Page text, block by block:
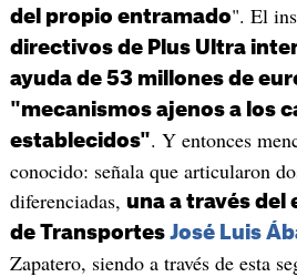
del propio entramado". El
directivos de Plus Ultra
ayuda de 53 millones de
"mecanismos ajenos a los
establecidos". Y entonces
conocido: señala que articularon
diferenciadas, una a través del
de Transportes José Luis
Zapatero, siendo a través de esta